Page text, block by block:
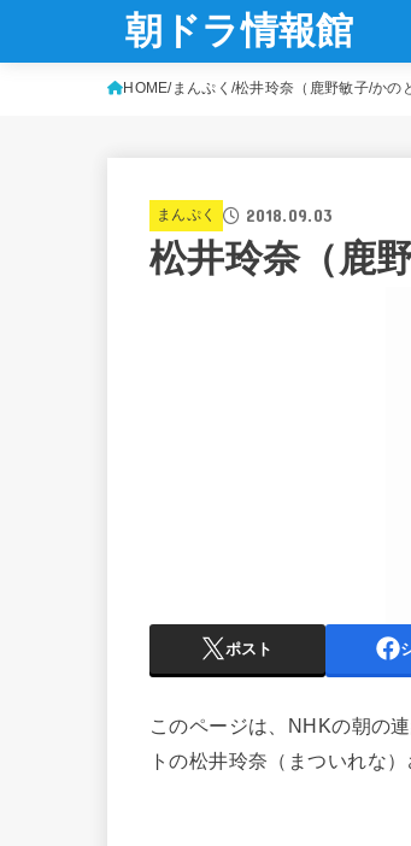
朝ドラ情報館
HOME まんぷく 松井玲奈（鹿野敏子/かの
まんぷく 2018.09.03
松井玲奈（鹿
ポスト
このページは、NHKの朝の
トの松井玲奈（まついれな